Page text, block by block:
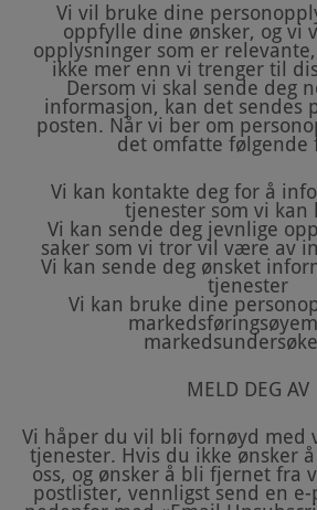
Vi vil bruke dine
oppfylle dine ønsker, og vi
opplysninger som er
ikke mer enn vi trenger til
Dersom vi skal sende deg
informasjon, kan det sendes
posten. Når vi ber om
det omfatte følgende
Vi kan kontakte deg for å
tjenester som vi kan
Vi kan sende deg jevnlige
saker som vi tror vil være av
Vi kan sende deg ønsket
tjenester
Vi kan bruke dine
MELD DEG AV
Vi håper du vil bli fornøyd med
tjenester. Hvis du ikke ønsker
oss, og ønsker å bli fjernet fra
postlister, vennligst send en